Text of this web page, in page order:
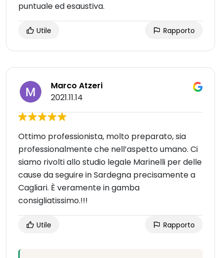
puntuale ed esaustiva.
Utile Rapporto
Marco Atzeri
2021.11.14
Ottimo professionista, molto preparato, sia
professionalmente che nell’aspetto umano. Ci
siamo rivolti allo studio legale Marinelli per delle
cause da seguire in Sardegna precisamente a
Cagliari. È veramente in gamba
consigliatissimo.!!!
Utile Rapporto